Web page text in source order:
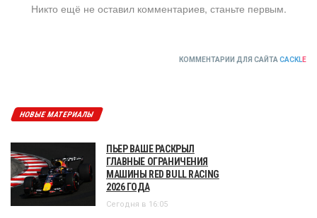
Никто ещё не оставил комментариев, станьте первым.
КОММЕНТАРИИ ДЛЯ САЙТА CACKLE
НОВЫЕ МАТЕРИАЛЫ
ПЬЕР ВАШЕ РАСКРЫЛ
ГЛАВНЫЕ ОГРАНИЧЕНИЯ
МАШИНЫ RED BULL RACING
2026 ГОДА
Сегодня в 16:05